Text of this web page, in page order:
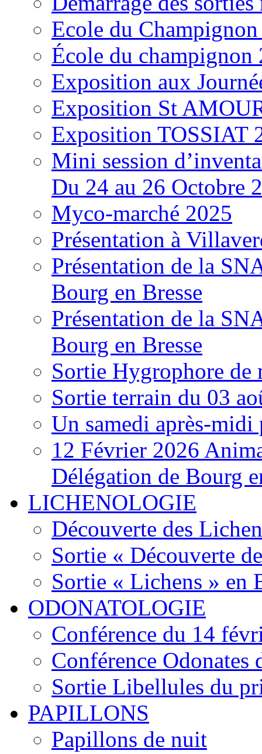
Ecole du
École du champignon
Exposition aux
Exposition St
Exposition TOSSIAT
Mini session
Du 24 au 26 Octobre
Myco-marché 2025
Présentation à
Présentation de la
Bourg en Bresse
Présentation de la
Bourg en Bresse
Sortie Hygrophore de
Sortie terrain du 03
Un samedi après-
12 Février 2026
Délégation de Bourg
LICHENOLOGIE
Découverte des
Sortie « Découverte
Sortie « Lichens » en
ODONATOLOGIE
Conférence du 14
Conférence
Sortie Libellules du
PAPILLONS
Papillons de nuit